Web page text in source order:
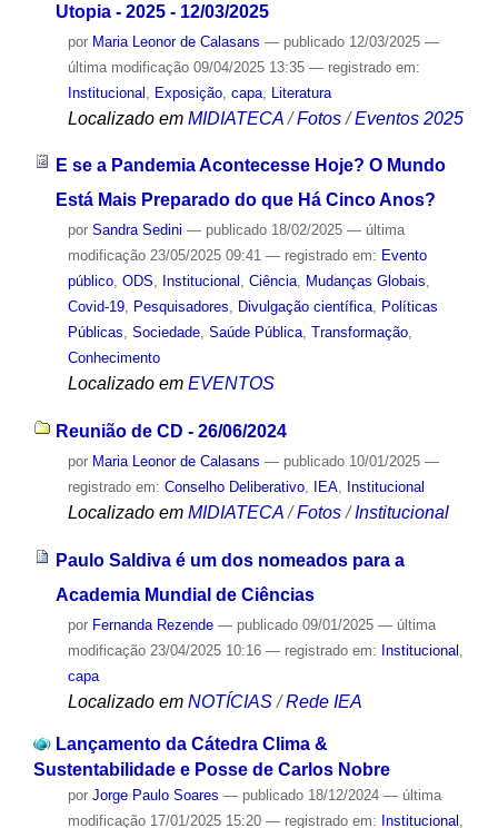
Utopia - 2025 - 12/03/2025
por Maria Leonor de Calasans — publicado12/03/2025 —
última modificação09/04/2025 13:35 — registrado em:
Institucional
Exposição, capa, Literatura
Localizado em MIDIATECA /Fotos /Eventos 2025
E se a Pandemia Acontecesse Hoje? O Mundo
Está Mais Preparado do que Há Cinco Anos?
por Sandra Sedini — publicado18/02/2025 — última
modificação23/05/2025 09:41 — registrado em: Evento
público, ODS, Institucional , Ciência, Mudanças Globais,
Covid-19, Pesquisadores, Divulgação científica, Políticas
Públicas, Sociedade, Saúde Pública, Transformação,
Conhecimento
Localizado em EVENTOS
Reunião de CD - 26/06/2024
por Maria Leonor de Calasans — publicado10/01/2025 —
registrado em: Conselho Deliberativo, IEA, Institucional
Localizado em MIDIATECA /Fotos /Institucional
Paulo Saldiva é um dos nomeados para a
Academia Mundial de Ciências
por Fernanda Rezende — publicado09/01/2025 — última
modificação23/04/2025 10:16 — registrado em: Institucional
capa
Localizado em NOTÍCIAS /Rede IEA
Lançamento da Cátedra Clima &
Sustentabilidade e Posse de Carlos Nobre
por Jorge Paulo Soares — publicado18/12/2024 — última
modificação17/01/2025 15:20 — registrado em: Institucional ,